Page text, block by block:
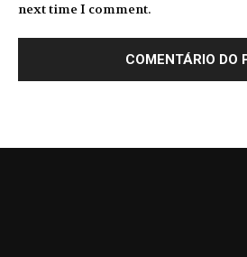
next time I comment.